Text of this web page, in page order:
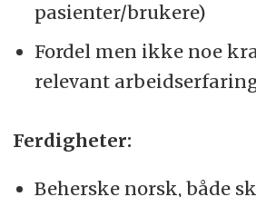
pasienter/brukere)
Fordel men ikke noe
relevant
Ferdigheter:
Beherske norsk, både